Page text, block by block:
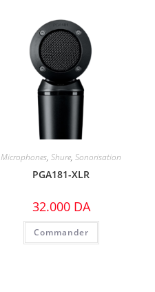
Microphones,Shure,Sonorisation
PGA181-XLR
32.000DA
Commander